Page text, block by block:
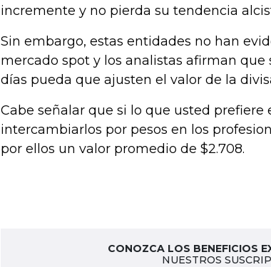
incremente y no pierda su tendencia
Sin embargo, estas entidades no han
mercado spot y los analistas afirman que
días pueda que ajusten el valor de la
Cabe señalar que si lo que usted prefiere
intercambiarlos por pesos en los
por ellos un valor promedio de $2.708.
CONOZCA LOS BENEFICIOS
NUESTROS